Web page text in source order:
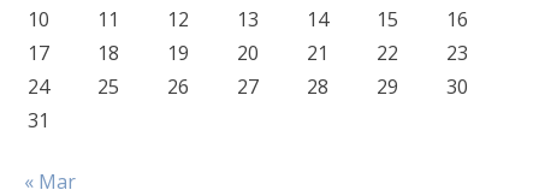
10
11 12 13 14 15
16
17
18 19 20 21 22
23
24
25 26 27 28 29
30
31
« Mar